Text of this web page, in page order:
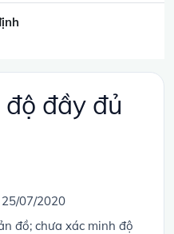
đầy đủ
07/2020
đồ; chưa xác minh độ